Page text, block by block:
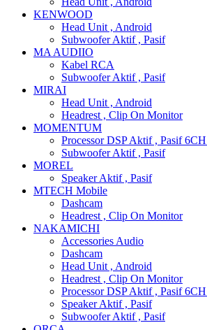
KENWOOD
Head Unit , Android
Subwoofer Aktif , Pasif
MA AUDIIO
Kabel RCA
Subwoofer Aktif , Pasif
MIRAI
Head Unit , Android
Headrest , Clip On Monitor
MOMENTUM
Processor DSP Aktif , Pasif
Subwoofer Aktif , Pasif
MOREL
Speaker Aktif , Pasif
MTECH Mobile
Dashcam
Headrest , Clip On Monitor
NAKAMICHI
Accessories Audio
Dashcam
Head Unit , Android
Headrest , Clip On Monitor
Processor DSP Aktif , Pasif
Speaker Aktif , Pasif
Subwoofer Aktif , Pasif